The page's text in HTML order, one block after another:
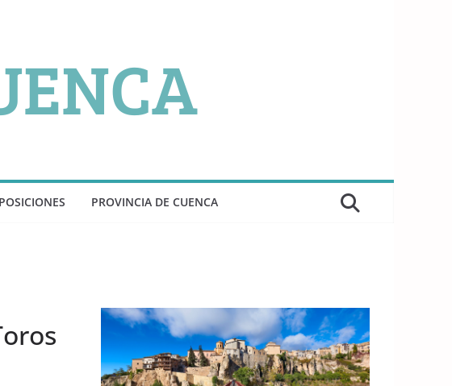
PROVINCIA DE CUENCA